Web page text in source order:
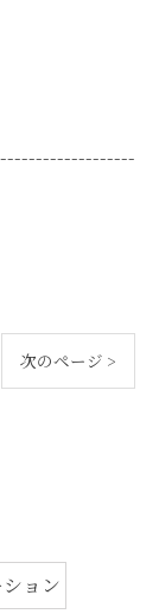
次のページ >
ョン